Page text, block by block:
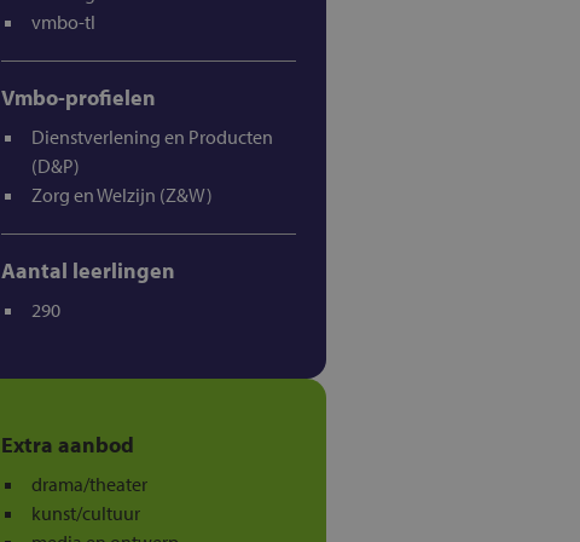
vmbo-tl
Vmbo-profielen
Dienstverlening en Producten
(D&P)
Zorg en Welzijn (Z&W)
Aantal leerlingen
290
Extra aanbod
drama/theater
kunst/cultuur